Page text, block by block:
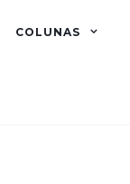
COLUNAS